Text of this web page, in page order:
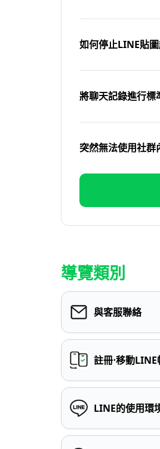
如何停止LINE貼
將聊天記錄進行標
突然無法使用社群
導覽類別
與客服聯絡
註冊⋅移動LINE
LINE的使用環